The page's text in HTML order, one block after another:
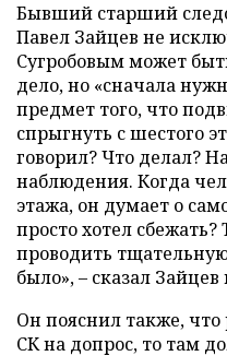
Бывший старший
Павел Зайцев не
Сугробовым может
дело, но «сначала
предмет того, что
спрыгнуть с шестого
говорил? Что делал?
наблюдения. Когда
этажа, он думает о
просто хотел
проводить
было»,– сказал
Он пояснил также, что
СК на допрос, то там